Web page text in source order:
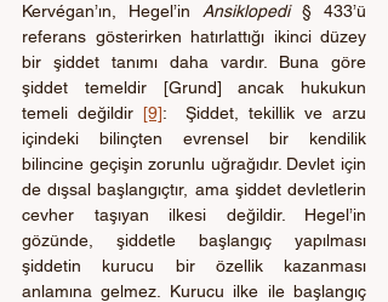
Kervégan’ın, Hegel’in Ansiklopedi § 433’ü
referans gösterirken hatırlattığı ikinci düzey
bir şiddet tanımı daha vardır. Buna göre
şiddet temeldir [Grund] ancak hukukun
temeli değildir [9]:  Şiddet, tekillik ve arzu
içindeki bilinçten evrensel bir kendilik
bilincine geçişin zorunlu uğrağıdır. Devlet için
de dışsal başlangıçtır, ama şiddet devletlerin
cevher taşıyan ilkesi değildir. Hegel’in
gözünde, şiddetle başlangıç yapılması
şiddetin kurucu bir özellik kazanması
anlamına gelmez. Kurucu ilke ile başlangıç